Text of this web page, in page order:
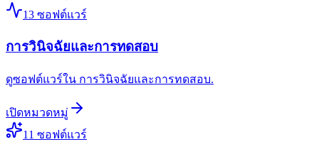
13 ซอฟต์แวร์
การวินิจฉัยและการทดสอบ
ดูซอฟต์แวร์ใน การวินิจฉัยและการทดสอบ.
เปิดหมวดหมู่
11 ซอฟต์แวร์